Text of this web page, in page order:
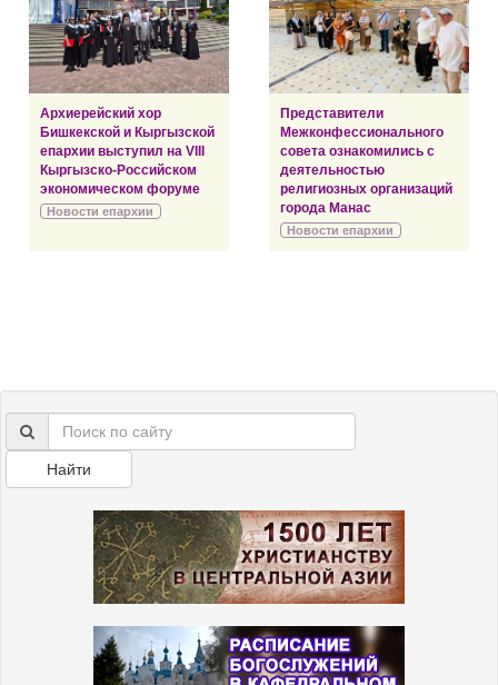
Архиерейский хор
Бишкекской и Кыргызской
епархии выступил на VIII
Кыргызско-Российском
экономическом форуме
Новости епархии
Представители
Межконфессионального
совета ознакомились с
деятельностью
религиозных организаций
города Манас
Новости епархии
Найти